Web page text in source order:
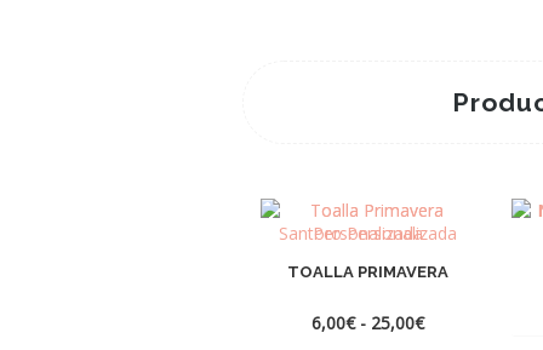
TOALLA PRIMAVERA
6,00€ - 25,00€Rango